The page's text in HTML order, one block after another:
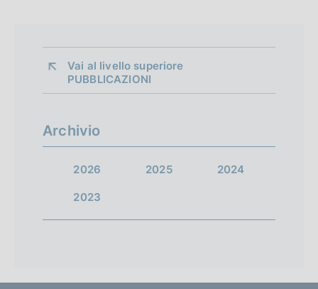
Vai al livello superiore
PUBBLICAZIONI
Archivio
2026 2025 2024
2023